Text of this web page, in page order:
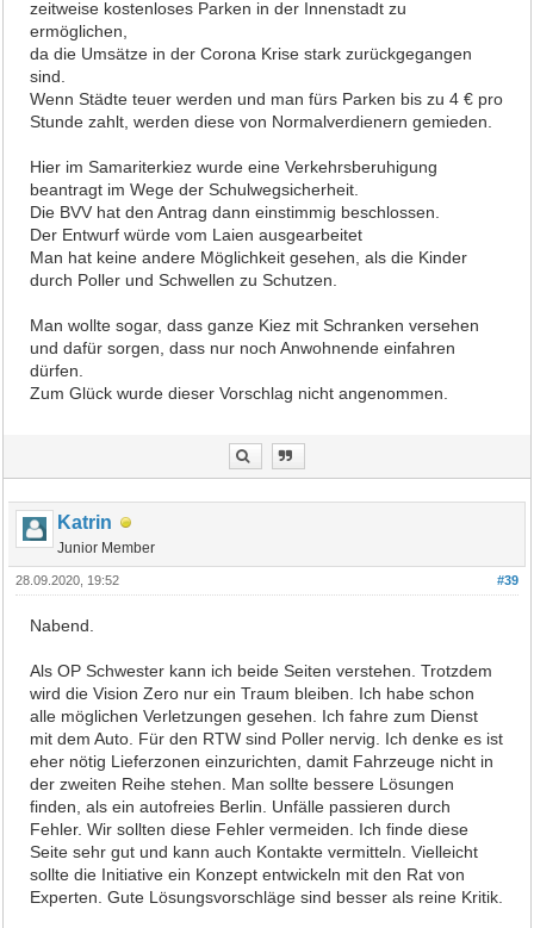
zeitweise kostenloses Parken in der Innenstadt zu
ermöglichen,
da die Umsätze in der Corona Krise stark zurückgegangen
sind.
Wenn Städte teuer werden und man fürs Parken bis zu 4 € pro
Stunde zahlt, werden diese von Normalverdienern gemieden.
Hier im Samariterkiez wurde eine Verkehrsberuhigung
beantragt im Wege der Schulwegsicherheit.
Die BVV hat den Antrag dann einstimmig beschlossen.
Der Entwurf würde vom Laien ausgearbeitet
Man hat keine andere Möglichkeit gesehen, als die Kinder
durch Poller und Schwellen zu Schutzen.
Man wollte sogar, dass ganze Kiez mit Schranken versehen
und dafür sorgen, dass nur noch Anwohnende einfahren
dürfen.
Zum Glück wurde dieser Vorschlag nicht angenommen.
Katrin
Junior Member
#39
28.09.2020, 19:52
Nabend.
Als OP Schwester kann ich beide Seiten verstehen. Trotzdem
wird die Vision Zero nur ein Traum bleiben. Ich habe schon
alle möglichen Verletzungen gesehen. Ich fahre zum Dienst
mit dem Auto. Für den RTW sind Poller nervig. Ich denke es ist
eher nötig Lieferzonen einzurichten, damit Fahrzeuge nicht in
der zweiten Reihe stehen. Man sollte bessere Lösungen
finden, als ein autofreies Berlin. Unfälle passieren durch
Fehler. Wir sollten diese Fehler vermeiden. Ich finde diese
Seite sehr gut und kann auch Kontakte vermitteln. Vielleicht
sollte die Initiative ein Konzept entwickeln mit den Rat von
Experten. Gute Lösungsvorschläge sind besser als reine Kritik.